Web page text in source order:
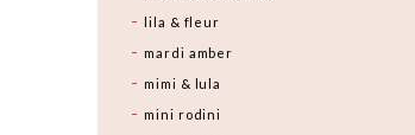
lila & fleur
mardi amber
mimi & lula
mini rodini